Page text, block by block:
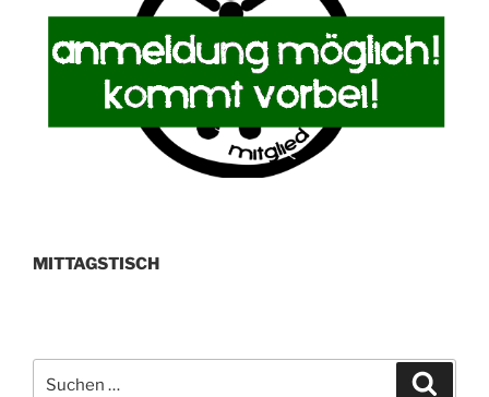
MITTAGSTISCH